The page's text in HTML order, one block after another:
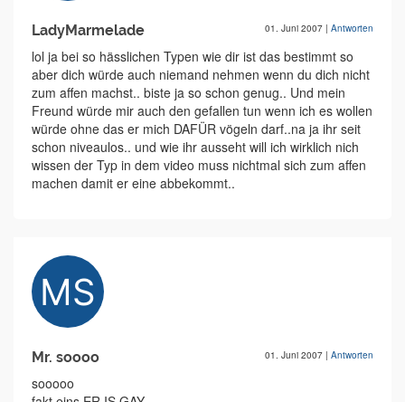
LadyMarmelade 01. Juni 2007 | Antworten
lol ja bei so hässlichen Typen wie dir ist das bestimmt so
aber dich würde auch niemand nehmen wenn du dich nicht
zum affen machst.. biste ja so schon genug.. Und mein
Freund würde mir auch den gefallen tun wenn ich es wollen
würde ohne das er mich DAFÜR vögeln darf..na ja ihr seit
schon niveaulos.. und wie ihr ausseht will ich wirklich nich
wissen der Typ in dem video muss nichtmal sich zum affen
machen damit er eine abbekommt..
Mr. soooo 01. Juni 2007 | Antworten
sooooo